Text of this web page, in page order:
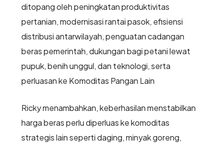
ditopang oleh peningkatan produktivitas
pertanian, modernisasi rantai pasok, efisiensi
distribusi antarwilayah, penguatan cadangan
beras pemerintah, dukungan bagi petani lewat
pupuk, benih unggul, dan teknologi, serta
perluasan ke Komoditas Pangan Lain
Ricky menambahkan, keberhasilan menstabilkan
harga beras perlu diperluas ke komoditas
strategis lain seperti daging, minyak goreng,